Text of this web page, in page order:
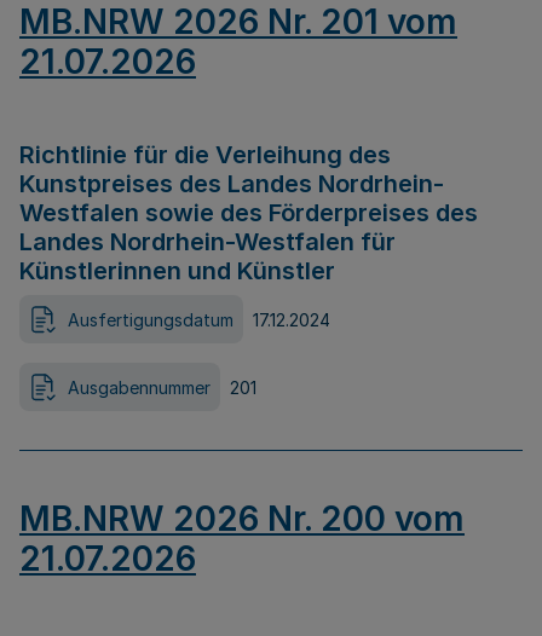
MB.NRW 2026 Nr. 201 vom
21.07.2026
Richtlinie für die Verleihung des
Kunstpreises des Landes Nordrhein-
Westfalen sowie des Förderpreises des
Landes Nordrhein-Westfalen für
Künstlerinnen und Künstler
Ausfertigungsdatum 17.12.2024
Ausgabennummer 201
MB.NRW 2026 Nr. 200 vom
21.07.2026